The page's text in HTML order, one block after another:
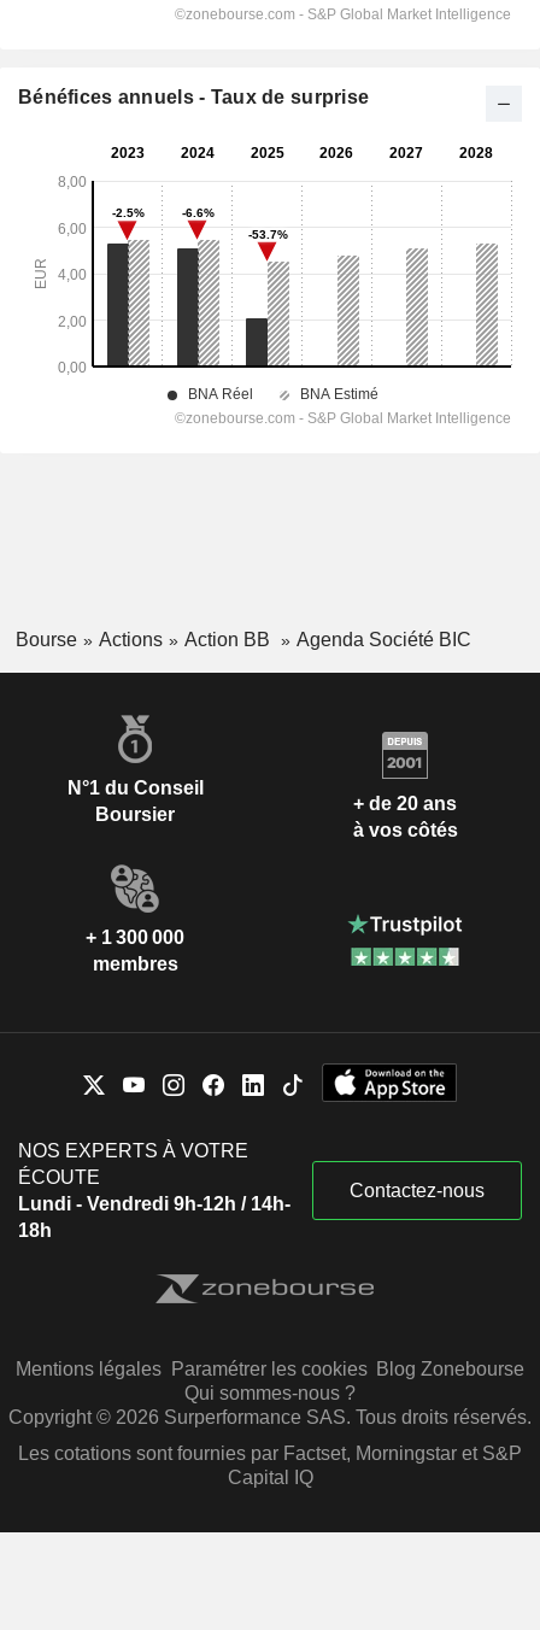
Bénéfices annuels - Taux de surprise
Bourse Actions Action BB Agenda Société BIC
N°1 du Conseil
Boursier
+ de 20 ans
à vos côtés
+ 1 300 000
membres
NOS EXPERTS À VOTRE
ÉCOUTE
Lundi - Vendredi 9h-12h / 14h-
18h
Contactez-nous
Mentions légales Paramétrer les cookies Blog Zonebourse
Qui sommes-nous ?
Copyright © 2026 Surperformance SAS. Tous droits réservés.
Les cotations sont fournies par Factset, Morningstar et S&P
Capital IQ